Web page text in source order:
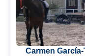
Carmen